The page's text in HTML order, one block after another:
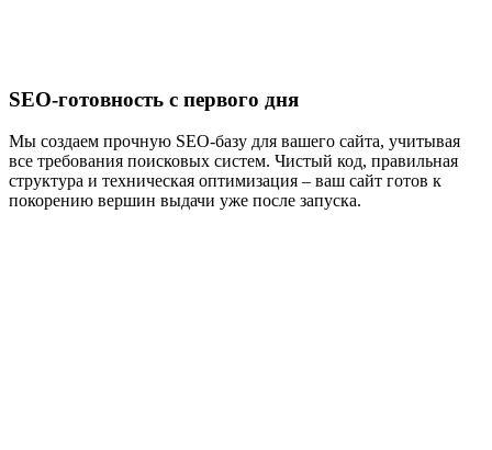
SEO-готовность с первого дня
Мы создаем прочную SEO-базу для вашего сайта, учитывая
все требования поисковых систем. Чистый код, правильная
структура и техническая оптимизация – ваш сайт готов к
покорению вершин выдачи уже после запуска.